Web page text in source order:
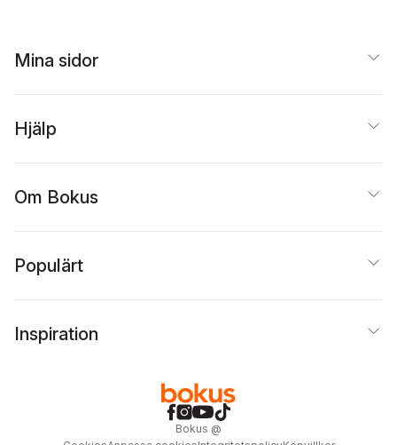
Mina sidor
Hjälp
Om Bokus
Populärt
Inspiration
Bokus @